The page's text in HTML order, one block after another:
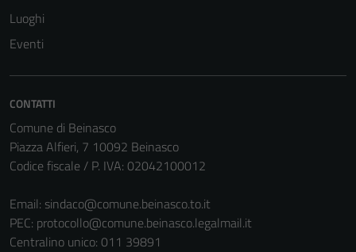
Luoghi
Eventi
CONTATTI
Comune di Beinasco
Piazza Alfieri, 7 10092 Beinasco
Codice fiscale / P. IVA: 02042100012
Email: sindaco@comune.beinasco.to.it
PEC: protocollo@comune.beinasco.legalmail.it
Centralino unico: 011 39891
non raccolgono